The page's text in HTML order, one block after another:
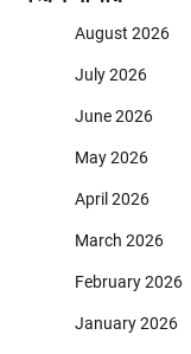
August 2026
July 2026
June 2026
May 2026
April 2026
March 2026
February 2026
January 2026